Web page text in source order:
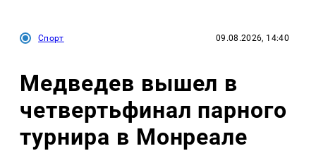
Спорт 09.08.2026, 14:40
Медведев вышел в
четвертьфинал парного
турнира в Монреале